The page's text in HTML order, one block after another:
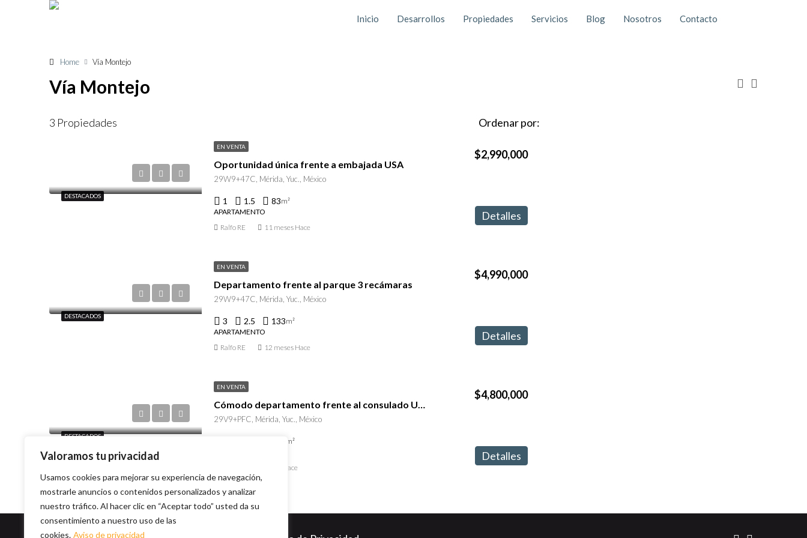
Valoramos tu privacidad
Usamos cookies para mejorar su experiencia de navegación,
mostrarle anuncios o contenidos personalizados y analizar
nuestro tráfico. Al hacer clic en “Aceptar todo” usted da su
consentimiento a nuestro uso de las
cookies. Aviso de privacidad
Inicio Desarrollos Propiedades Servicios Blog Nosotros Contacto
Home Vía Montejo
Vía Montejo
3 Propiedades Ordenar por:
DESTACADOS
EN VENTA
Oportunidad única frente a embajada USA
$2,990,000
29W9+47C, Mérida, Yuc., México
1 1.5 83m²
APARTAMENTO
Detalles
Ralfo RE 11 meses Hace
DESTACADOS
EN VENTA
Departamento frente al parque 3 recámaras
$4,990,000
29W9+47C, Mérida, Yuc., México
3 2.5 133m²
APARTAMENTO
Detalles
Ralfo RE 12 meses Hace
DESTACADOS
EN VENTA
Cómodo departamento frente al consulado USA en Vía Montejo Mérida
$4,800,000
29V9+PFC, Mérida, Yuc., México
m²
Detalles
1 año Hace